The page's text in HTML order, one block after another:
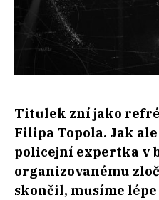
Titulek zní jako
Filipa Topola. Jak
policejní expertka v
organizovanému
skončil, musíme